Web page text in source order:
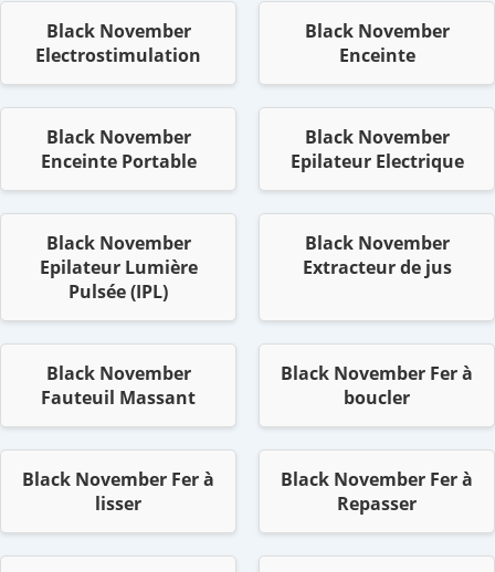
Black November
Electrostimulation
Black November
Enceinte
Black November
Enceinte Portable
Black November
Epilateur Electrique
Black November
Epilateur Lumière
Pulsée (IPL)
Black November
Extracteur de jus
Black November
Fauteuil Massant
Black November Fer à
boucler
Black November Fer à
lisser
Black November Fer à
Repasser